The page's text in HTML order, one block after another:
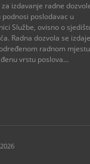
izdavanje radne
poslodavac u
Službe, ovisno o
Radna dozvola se
radnom
vrstu poslova...